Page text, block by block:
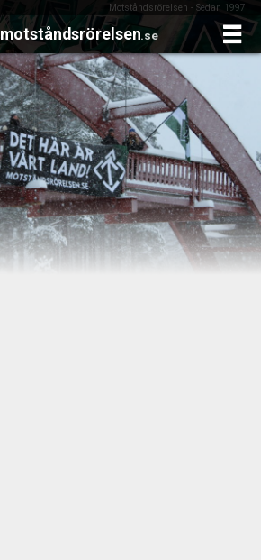
Motståndsrörelsen - Sedan 1997
motståndsrörelsen.se
Skip
to
content